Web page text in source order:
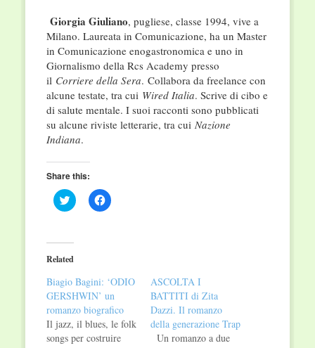
Giorgia Giuliano, pugliese, classe 1994, vive a
Milano. Laureata in Comunicazione, ha un Master
in Comunicazione enogastronomica e uno in
Giornalismo della Rcs Academy presso
il Corriere della Sera. Collabora da freelance con
alcune testate, tra cui Wired Italia. Scrive di cibo e
di salute mentale. I suoi racconti sono pubblicati
su alcune riviste letterarie, tra cui Nazione
Indiana.
Share this:
Click
to
(Opens
in
new
Click
to
Related
Biagio Bagini: ‘ODIO
GERSHWIN’ un
romanzo biografico
Il jazz, il blues, le folk
songs per costruire
ASCOLTA I
BATTITI di Zita
Dazzi. Il romanzo
della generazione Trap
Un romanzo a due